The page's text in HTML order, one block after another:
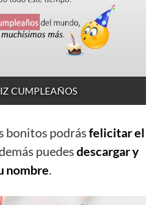
CUMPLEAÑOS
bonitos podrásfelicitar el
puedesdescargar y
nombre.